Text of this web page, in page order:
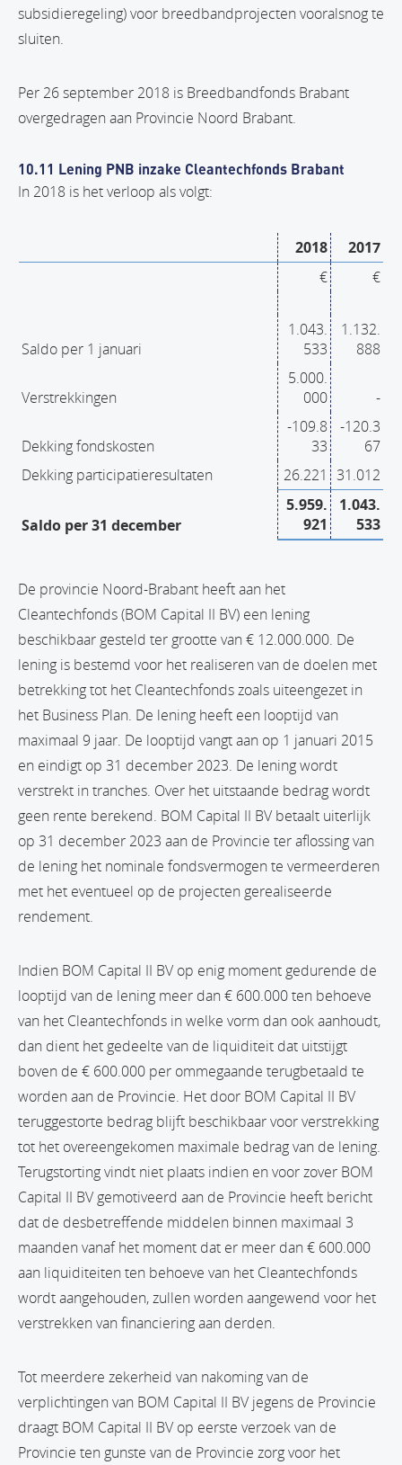
subsidieregeling) voor breedbandprojecten vooralsnog te
sluiten.
Per 26 september 2018 is Breedbandfonds Brabant
overgedragen aan Provincie Noord Brabant.
10.11 Lening PNB inzake Cleantechfonds Brabant
In 2018 is het verloop als volgt:
2018
2017
€
€
Saldo per 1 januari
1.043.
533
1.132.
888
Verstrekkingen
5.000.
000
-
Dekking fondskosten
-109.8
33
-120.3
67
Dekking participatieresultaten
26.221 31.012
Saldo per 31 december
5.959.
921
1.043.
533
De provincie Noord-Brabant heeft aan het
Cleantechfonds (BOM Capital II BV) een lening
beschikbaar gesteld ter grootte van € 12.000.000. De
lening is bestemd voor het realiseren van de doelen met
betrekking tot het Cleantechfonds zoals uiteengezet in
het Business Plan. De lening heeft een looptijd van
maximaal 9 jaar. De looptijd vangt aan op 1 januari 2015
en eindigt op 31 december 2023. De lening wordt
verstrekt in tranches. Over het uitstaande bedrag wordt
geen rente berekend. BOM Capital II BV betaalt uiterlijk
op 31 december 2023 aan de Provincie ter aflossing van
de lening het nominale fondsvermogen te vermeerderen
met het eventueel op de projecten gerealiseerde
rendement.
Indien BOM Capital II BV op enig moment gedurende de
looptijd van de lening meer dan € 600.000 ten behoeve
van het Cleantechfonds in welke vorm dan ook aanhoudt,
dan dient het gedeelte van de liquiditeit dat uitstijgt
boven de € 600.000 per ommegaande terugbetaald te
worden aan de Provincie. Het door BOM Capital II BV
teruggestorte bedrag blijft beschikbaar voor verstrekking
tot het overeengekomen maximale bedrag van de lening.
Terugstorting vindt niet plaats indien en voor zover BOM
Capital II BV gemotiveerd aan de Provincie heeft bericht
dat de desbetreffende middelen binnen maximaal 3
maanden vanaf het moment dat er meer dan € 600.000
aan liquiditeiten ten behoeve van het Cleantechfonds
wordt aangehouden, zullen worden aangewend voor het
verstrekken van financiering aan derden.
Tot meerdere zekerheid van nakoming van de
verplichtingen van BOM Capital II BV jegens de Provincie
draagt BOM Capital II BV op eerste verzoek van de
Provincie ten gunste van de Provincie zorg voor het